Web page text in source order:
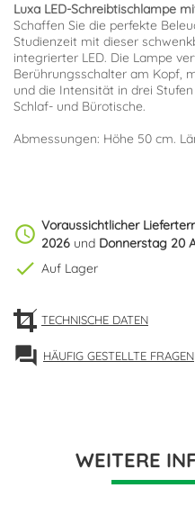
Luxa LED-Schreibtischlampe
Schaffen Sie die perfekte
Studienzeit mit dieser
integrierter LED. Die Lampe
Berührungsschalter am Kopf,
und die Intensität in drei
Schlaf- und Bürotische.
Abmessungen: Höhe 50 cm.
schedule Voraussichtlicher
2026 und Donnerstag 20
check Auf Lager
TECHNISCHE DATEN
forum HÄUFIG GESTELLTE FRAGEN
WEITERE